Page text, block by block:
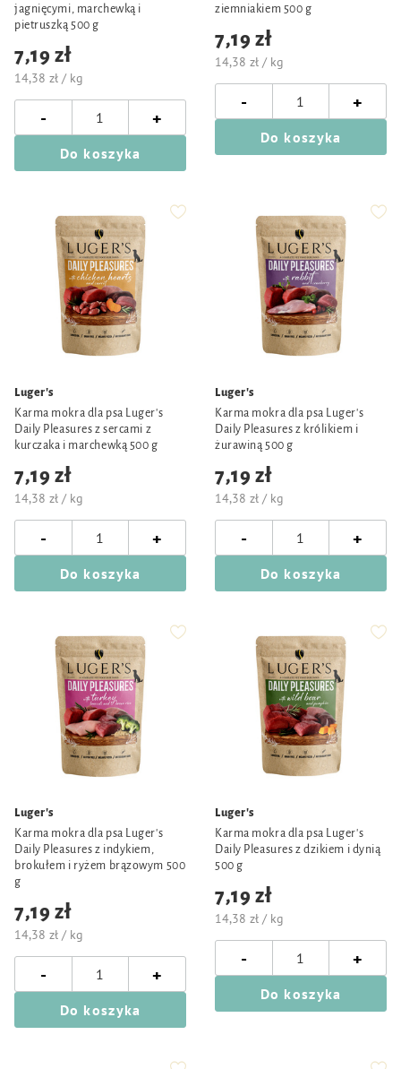
jagnięcymi, marchewką i
pietruszką 500 g
7,19 zł
14,38 zł / kg
- +
Do koszyka
ziemniakiem 500 g
7,19 zł
14,38 zł / kg
- +
Do koszyka
Luger's
Karma mokra dla psa Luger's
Daily Pleasures z sercami z
kurczaka i marchewką 500 g
7,19 zł
14,38 zł / kg
- +
Do koszyka
Luger's
Karma mokra dla psa Luger's
Daily Pleasures z królikiem i
żurawiną 500 g
7,19 zł
14,38 zł / kg
- +
Do koszyka
Luger's
Karma mokra dla psa Luger's
Daily Pleasures z indykiem,
brokułem i ryżem brązowym 500
g
7,19 zł
14,38 zł / kg
- +
Do koszyka
Luger's
Karma mokra dla psa Luger's
Daily Pleasures z dzikiem i dynią
500 g
7,19 zł
14,38 zł / kg
- +
Do koszyka